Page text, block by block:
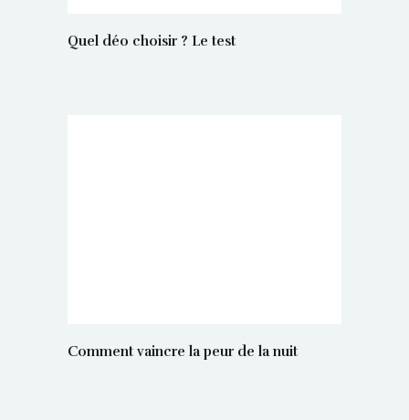
Quel déo choisir ? Le test
Comment vaincre la peur de la nuit